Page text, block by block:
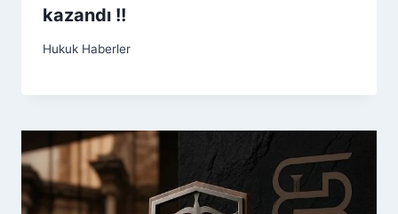
kazandı !!
Hukuk Haberler